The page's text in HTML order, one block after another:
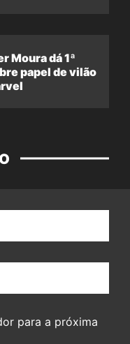
Moura dá 1ª
papel de vilão
para a próxima